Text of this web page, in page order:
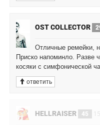
OST COLLECTOR
Отличные ремейки,
Приско напоминло. Разве
косяки с симфонической
ответить
HELLRAISER 45